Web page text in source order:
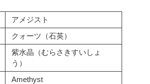
アメジスト
クォーツ（石英）
紫水晶（むらさきすいしょ
う）
Amethyst